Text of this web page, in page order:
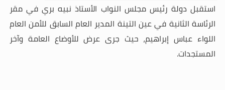
استقبل دولة رئيس مجلس النواب الأستاذ نبيه بري في مقر
الرئاسة الثانية في عين التينة المدير العام السابق للأمن العام
اللواء عباس إبراهيم، حيث جرى عرض للأوضاع العامة وآخر
المستجدات.